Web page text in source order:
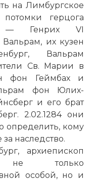
на Лимбургское
герцога
— Генрих VI
их кузен
Вальрам
Св. Марии в
фон Геймбах и
фон Юлих-
и его брат
2.02.1284 они
определить, кому
за наследство.
архиепископ
не только
особой, но и